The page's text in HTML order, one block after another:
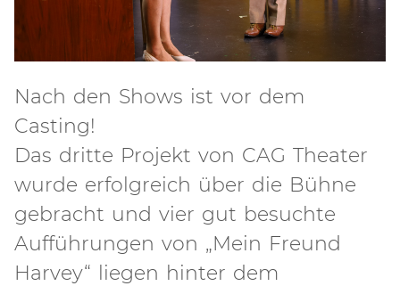
Nach den Shows ist vor dem
Casting!
Das dritte Projekt von CAG Theater
wurde erfolgreich über die Bühne
gebracht und vier gut besuchte
Aufführungen von „Mein Freund
Harvey“ liegen hinter dem